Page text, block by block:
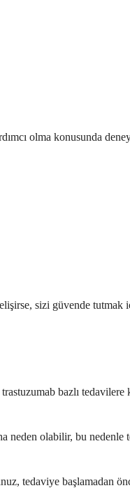
olma konusunda
sizi güvende tutmak
bazlı tedavilere
olabilir, bu nedenle
tedaviye başlamadan